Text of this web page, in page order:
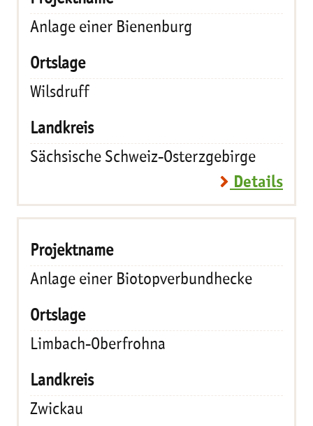
Anlage einer Bienenburg
Wilsdruff
Sächsische Schweiz-Osterzgebirge
Details
Anlage einer Biotopverbundhecke
Limbach-Oberfrohna
Zwickau